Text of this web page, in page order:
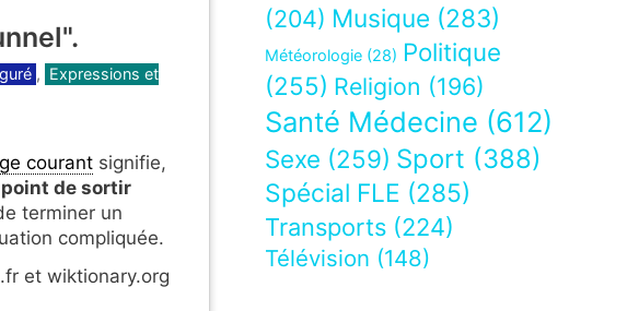
, Expressions et
courant signifie,
de sortir
terminer un
compliquée.
et wiktionary.org
(204) Musique (283)
Météorologie (28) Politique
(255) Religion (196)
Santé Médecine (612)
Sexe (259) Sport (388)
Spécial FLE (285)
Transports (224)
Télévision (148)